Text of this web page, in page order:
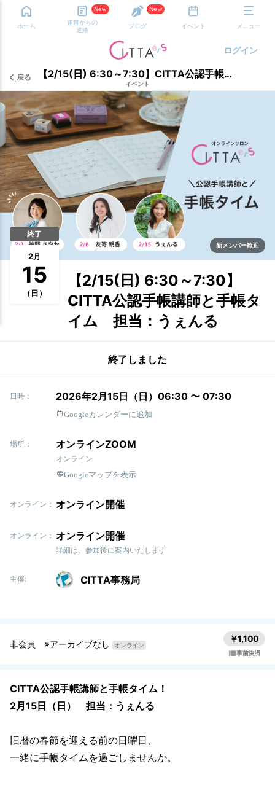
ホーム
New
運営からの
連絡
New
ブログ イベント メニュー
ログイン
戻る 【2/15(日) 6:30～7:30】CITTA公認手帳講師と手帳タイム 担当：うぇんる
イベント
新メンバー歓迎
終了
2月
15
（日）
【2/15(日) 6:30～7:30】
CITTA公認手帳講師と手帳タ
イム 担当：うぇんる
終了しました
日時： 2026年2月15日（日）06:30 〜 07:30
Googleカレンダーに追加
場所： オンラインZOOM
オンライン
Googleマップを表示
オンライン： オンライン開催
オンライン： オンライン開催
詳細は、参加後に案内いたします
主催: CITTA事務局
非会員 ※アーカイブなし オンライン
￥1,100
事前決済
CITTA公認手帳講師と手帳タイム！
2月15日（日） 担当：うぇんる
旧暦の春節を迎える前の日曜日、
一緒に手帳タイムを過ごしませんか。